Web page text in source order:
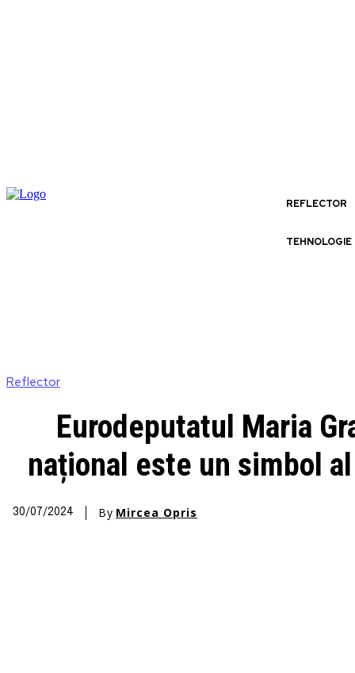
REFLECTOR
TEHNOLOGIE
Reflector
Eurodeputatul Maria
național este un simbol
30/07/2024 By Mircea Opris